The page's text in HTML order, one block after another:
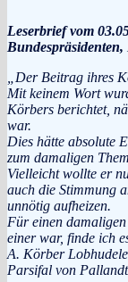
Leserbrief vom
Bundespräsidenten,
„Der Beitrag ihres
Mit keinem Wort
Körbers berichtet,
war.
Dies hätte absolute
zum damaligen
Vielleicht wollte er
auch die Stimmung
unnötig aufheizen.
Für einen
einer war, finde ich
A. Körber
Parsifal von